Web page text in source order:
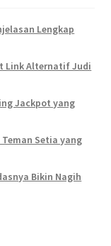
Lengkap
Link Alternatif Judi
Jackpot yang
Setia yang
Bikin Nagih